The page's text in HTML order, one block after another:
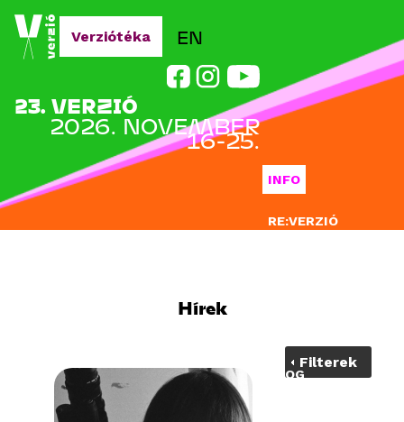
Jump to navigation
INFO
RE:VERZIÓ
BLOG
EN
23. VERZIÓ
2026. NOVEMBER
16-25.
Verziótéka
Hírek
Filterek